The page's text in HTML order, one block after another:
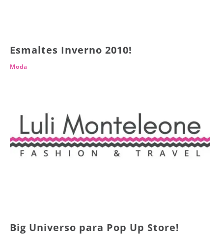
Esmaltes Inverno 2010!
Moda
Big Universo para Pop Up Store!